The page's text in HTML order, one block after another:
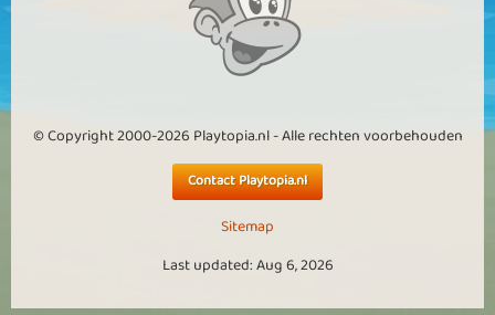
© Copyright 2000-2026 Playtopia.nl - Alle rechten voorbehouden
Contact Playtopia.nl
Sitemap
Last updated: Aug 6, 2026